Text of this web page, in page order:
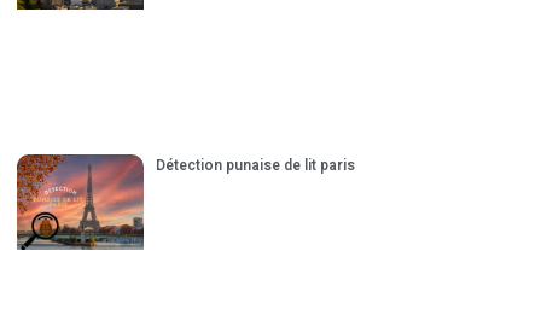
Détection punaise de lit paris